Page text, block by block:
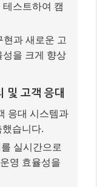
스트하여 캠
과 새로운 고
성을 크게 향상
및 고객 응대
응대 시스템과
습니다.
실시간으로
영 효율성을